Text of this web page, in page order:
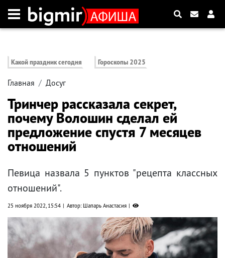
Какой праздник сегодня Гороскопы 2025
Главная Досуг
Тринчер рассказала секрет,
почему Волошин сделал ей
предложение спустя 7 месяцев
отношений
Певица назвала 5 пунктов "рецепта классных
отношений".
25 ноября 2022, 15:54 Автор: Шапарь Анастасия